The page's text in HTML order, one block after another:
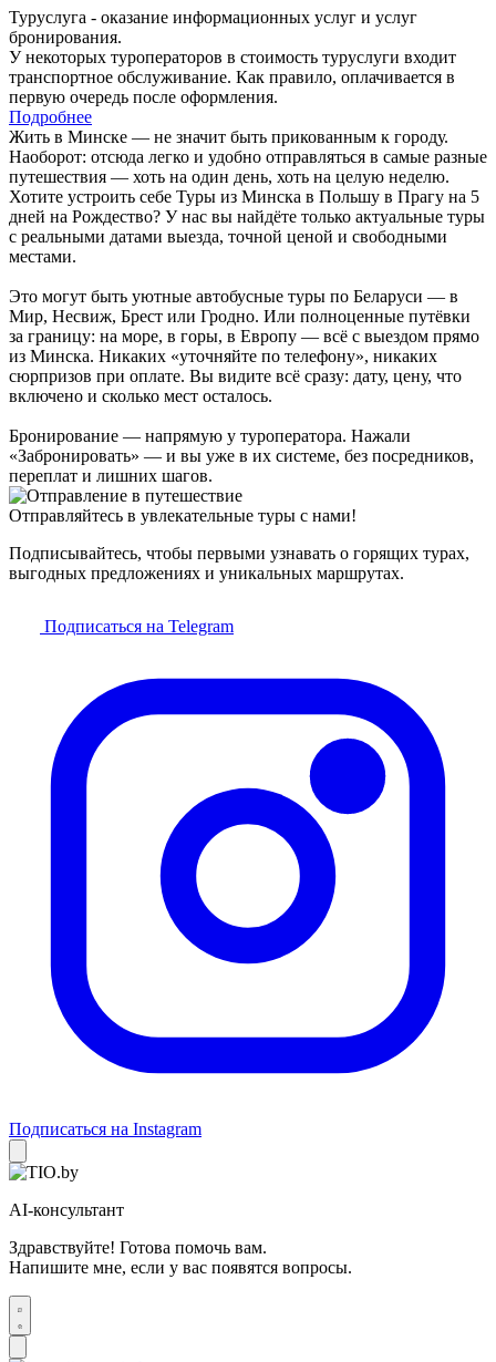
Туруслуга - оказание информационных услуг и услуг
бронирования.
У некоторых туроператоров в стоимость туруслуги входит
транспортное обслуживание. Как правило, оплачивается в
первую очередь после оформления.
Подробнее
Жить в Минске — не значит быть прикованным к городу.
Наоборот: отсюда легко и удобно отправляться в самые разные
путешествия — хоть на один день, хоть на целую неделю.
Хотите устроить себе Туры из Минска в Польшу в Прагу на 5
дней на Рождество? У нас вы найдёте только актуальные туры
с реальными датами выезда, точной ценой и свободными
местами.
Это могут быть уютные автобусные туры по Беларуси — в
Мир, Несвиж, Брест или Гродно. Или полноценные путёвки
за границу: на море, в горы, в Европу — всё с выездом прямо
из Минска. Никаких «уточняйте по телефону», никаких
сюрпризов при оплате. Вы видите всё сразу: дату, цену, что
включено и сколько мест осталось.
Бронирование — напрямую у туроператора. Нажали
«Забронировать» — и вы уже в их системе, без посредников,
переплат и лишних шагов.
Отправляйтесь в увлекательные туры с нами!
Подписывайтесь, чтобы первыми узнавать о горящих турах,
выгодных предложениях и уникальных маршрутах.
Подписаться на Telegram
Подписаться на Instagram
AI-консультант
Здравствуйте! Готова помочь вам.
Напишите мне, если у вас появятся вопросы.